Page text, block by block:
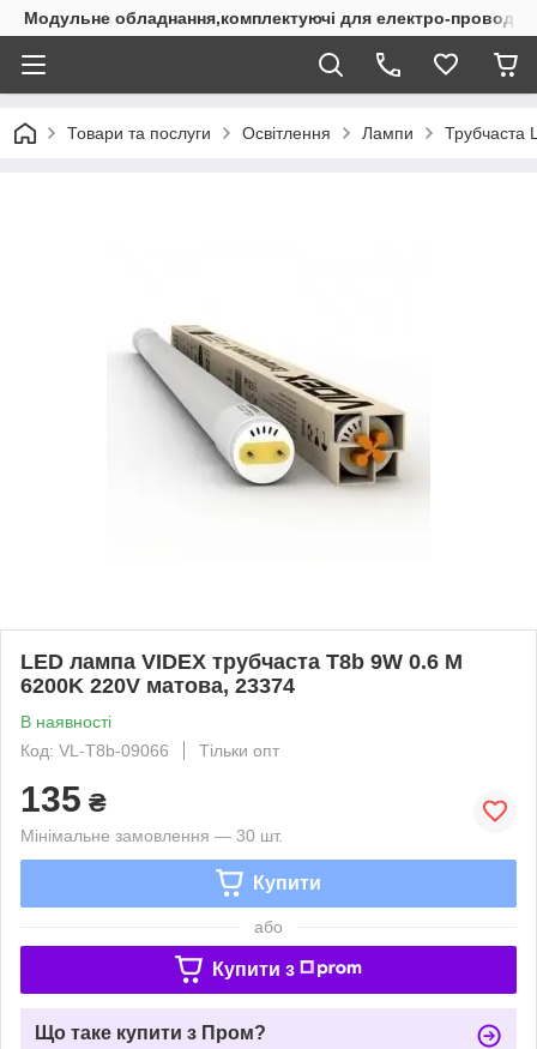
Модульне обладнання,комплектуючі для електро-проводки
Товари та послуги Освітлення Лампи Трубчаста
LED лампа VIDEX трубчаста T8b 9W 0.6 M
6200K 220V матова, 23374
В наявності
Код: VL-T8b-09066
Тільки опт
135 ₴
Мінімальне замовлення — 30 шт.
Купити
або
Купити з
Що таке купити з Пром?